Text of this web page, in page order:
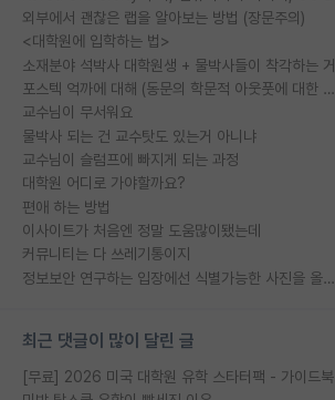
외부에서 괜찮은 랩을 알아보는 방법 (장문주의)
<대학원에 입학하는 법>
소재분야 석박사 대학원생 + 물박사들이 착각하는 거
포스텍 억까에 대해 (동문의 학문적 아웃풋에 대한 반박)
교수님이 무서워요
물박사 되는 건 교수탓도 있는거 아니냐
교수님이 슬럼프에 빠지게 되는 과정
대학원 어디로 가야할까요?
편애 하는 방법
이사이트가 처음엔 정말 도움많이됐는데
커뮤니티는 다 쓰레기통이지
정보보안 연구하는 입장에선 식별가능한 사진을 올리는건 비추이긴함
최근 댓글이 많이 달린 글